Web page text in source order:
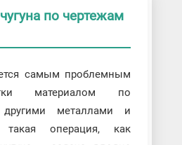
по чертежам
самым проблемным
материалом по
металлами и
операция, как